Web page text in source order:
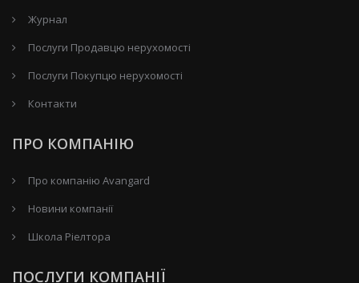
Журнал
Послуги Продавцю нерухомості
Послуги Покупцю нерухомості
Контакти
ПРО КОМПАНІЮ
Про компанію Avangard
Новини компанії
Школа Ріелтора
ПОСЛУГИ КОМПАНІЇ